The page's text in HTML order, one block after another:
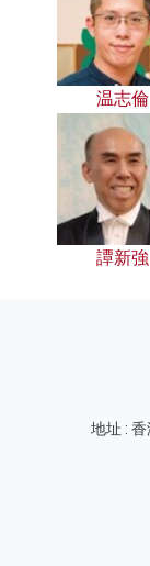
温志倫
譚新強
地址 :